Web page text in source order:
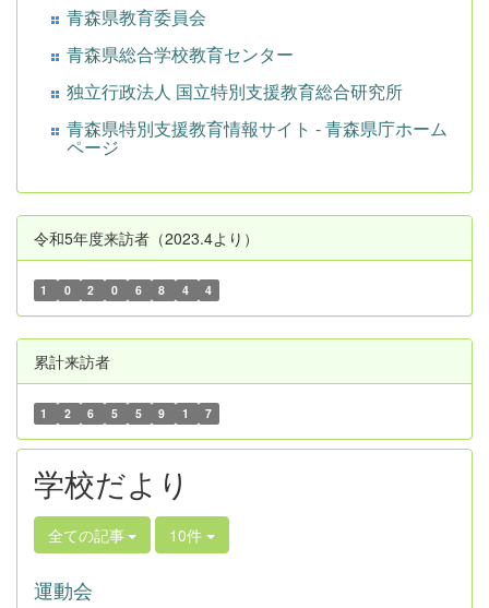
青森県教育委員会
青森県総合学校教育センター
独立行政法人 国立特別支援教育総合研究所
青森県特別支援教育情報サイト - 青森県庁ホーム
ページ
令和5年度来訪者（2023.4より）
1 0 2 0 6 8 4 4
累計来訪者
1 2 6 5 5 9 1 7
学校だより
全ての記事 10件
運動会